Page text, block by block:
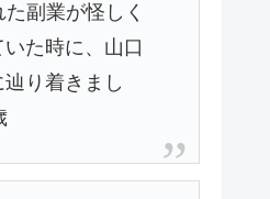
副業が怪しく
た時に、山口
り着きまし